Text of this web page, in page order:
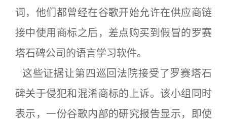
词，他们都曾经在谷歌开始允许在供应商链
接中使用商标之后，差点购买到假冒的罗赛
塔石碑公司的语言学习软件。
这些证据让第四巡回法院接受了罗赛塔石
碑关于侵犯和混淆商标的上诉。该小组同时
表示，一份谷歌内部的研究报告显示，即使